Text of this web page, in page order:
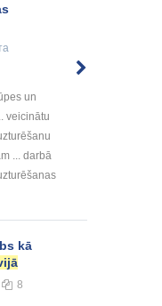
un
veicinātu
... darbā
kā
8